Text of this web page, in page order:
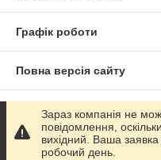
Графік роботи
Повна версія сайту
Сайт створено на
Політика конфіденційності
Зараз компанія не
повідомлення,
вихідний. Ваша
робочий день.